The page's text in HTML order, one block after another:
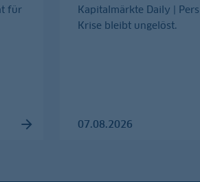
für
Kapitalmärkte Daily |
Krise bleibt ungelöst.
07.08.2026